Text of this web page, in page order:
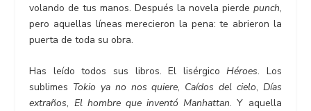
volando de tus manos. Después la novela pierde punch,
pero aquellas líneas merecieron la pena: te abrieron la
puerta de toda su obra.
Has leído todos sus libros. El lisérgicoHéroes. Los
sublimes Tokio ya no nos quiere, Caídos del cielo, Días
extraños, El hombre que inventó Manhattan. Y aquella